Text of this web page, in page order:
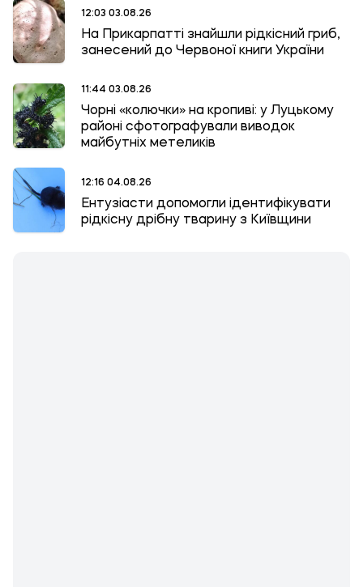
12:03 03.08.26
На Прикарпатті знайшли рідкісний гриб,
занесений до Червоної книги України
11:44 03.08.26
Чорні «колючки» на кропиві: у Луцькому
районі сфотографували виводок
майбутніх метеликів
12:16 04.08.26
Ентузіасти допомогли ідентифікувати
рідкісну дрібну тварину з Київщини